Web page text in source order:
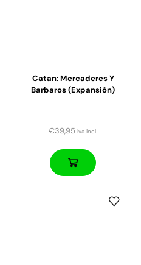
Catan: Mercaderes Y
Barbaros (expansión)
€39,95 iva incl.